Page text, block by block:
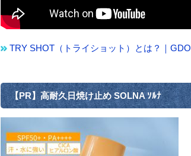
TRY SHOT（トライショット）とは？｜GDO
【PR】高耐久日焼け止め SOLNA ｿﾙﾅ